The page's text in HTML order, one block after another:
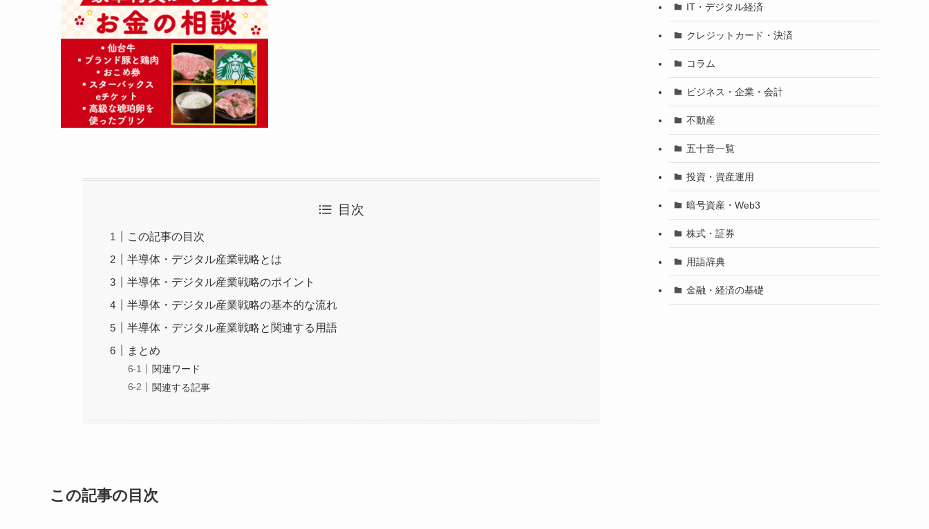
目次
この記事の目次
半導体・デジタル産業戦略とは
半導体・デジタル産業戦略のポイント
半導体・デジタル産業戦略の基本的な流れ
半導体・デジタル産業戦略と関連する用語
まとめ
関連ワード
関連する記事
この記事の目次
IT・デジタル経済
クレジットカード・決済
コラム
ビジネス・企業・会計
不動産
五十音一覧
投資・資産運用
暗号資産・Web3
株式・証券
用語辞典
金融・経済の基礎